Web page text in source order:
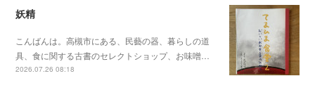
妖精
こんばんは。高槻市にある、民藝の器、暮らしの道
具、食に関する古書のセレクトショップ、お味噌…
2026.07.26 08:18